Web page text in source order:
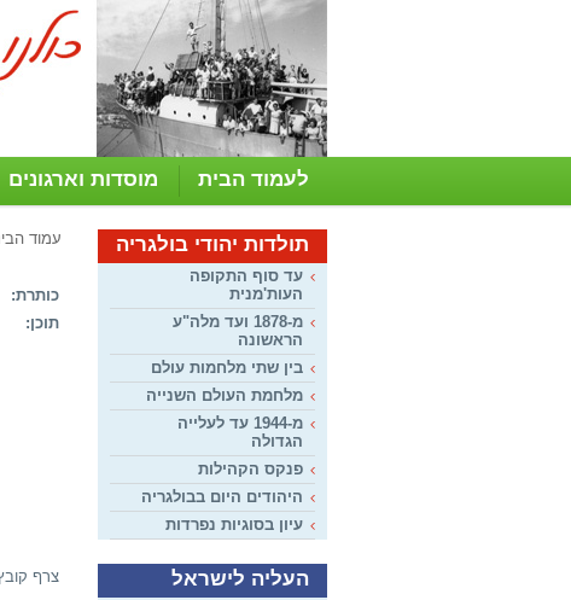
לעמוד הבית מוסדות וארגונים
תולדות יהודי בולגריה
עד סוף התקופה
העות'מנית
מ-1878 ועד מלה"ע
הראשונה
בין שתי מלחמות עולם
מלחמת העולם השנייה
מ-1944 עד לעלייה
הגדולה
פנקס הקהילות
היהודים היום בבולגריה
עיון בסוגיות נפרדות
העליה לישראל
עמוד
כותרת:
תוכן:
צרף